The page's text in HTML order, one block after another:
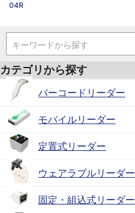
04R
キーワードから探す
カテゴリから探す
バーコードリーダー
モバイルリーダー
定置式リーダー
ウェアラブルリーダー
固定・組込式リーダー